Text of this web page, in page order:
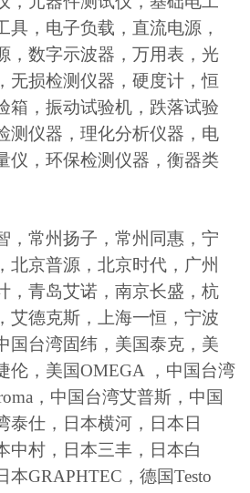
具，电子负载，直流电源，
，数字示波器，万用表，光
无损检测仪器，硬度计，恒
箱，振动试验机，跌落试验
测仪器，理化分析仪器，电
仪，环保检测仪器，衡器类
，常州扬子，常州同惠，宁
北京普源，北京时代，广州
，青岛艾诺，南京长盛，杭
艾德克斯，上海一恒，宁波
国台湾固纬，美国泰克，美
伦，美国OMEGA ，中国台湾
，中国台湾艾普斯，中国
泰仕，日本横河，日本日
中村，日本三丰，日本白
本GRAPHTEC，德国Testo